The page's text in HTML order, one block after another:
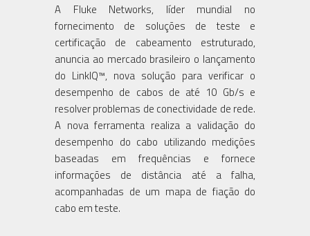
A Fluke Networks, líder mundial no
fornecimento de soluções de teste e
certificação de cabeamento estruturado,
anuncia ao mercado brasileiro o lançamento
do LinkIQ™, nova solução para verificar o
desempenho de cabos de até 10 Gb/s e
resolver problemas de conectividade de rede.
A nova ferramenta realiza a validação do
desempenho do cabo utilizando medições
baseadas em frequências e fornece
informações de distância até a falha,
acompanhadas de um mapa de fiação do
cabo em teste.